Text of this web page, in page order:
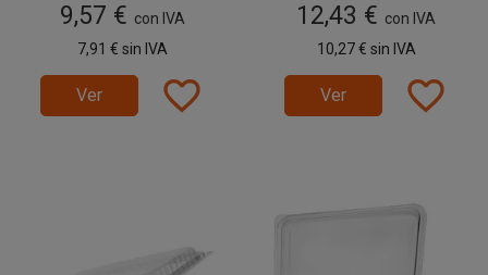
9,57 € con IVA
7,91 € sin IVA
Ver favorite_border
12,43 € con IVA
10,27 € sin IVA
Ver favorite_border